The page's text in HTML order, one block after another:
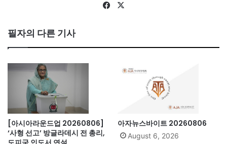
Fa
필자의 다른 기사
[아시아라운드업 20260806]
‘사형 선고’ 방글라데시 전 총리,
아자뉴스바이트 20260806
August 6, 2026